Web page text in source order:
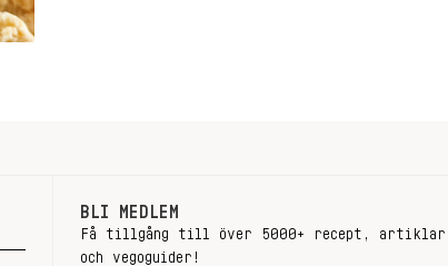
BLI MEDLEM
Få tillgång till över 5000+ recept, artiklar
och vegoguider!